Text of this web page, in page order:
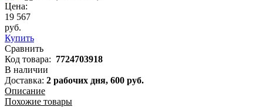
Цена:
19 567
руб.
Купить
Сравнить
Код товара: 7724703918
В наличии
Доставка: 2 рабочих дня, 600 руб.
Описание
Похожие товары